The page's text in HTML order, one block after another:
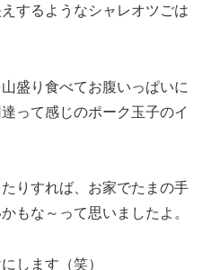
するようなシャレオツごは
盛り食べてお腹いっぱいに
って感じのポーク玉子のイ
りすれば、お家でたまの手
もな～って思いましたよ。
します（笑）